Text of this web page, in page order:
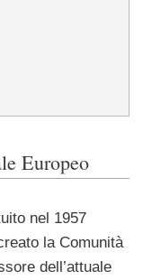
Europeo
nel 1957
la Comunità
dell’attuale